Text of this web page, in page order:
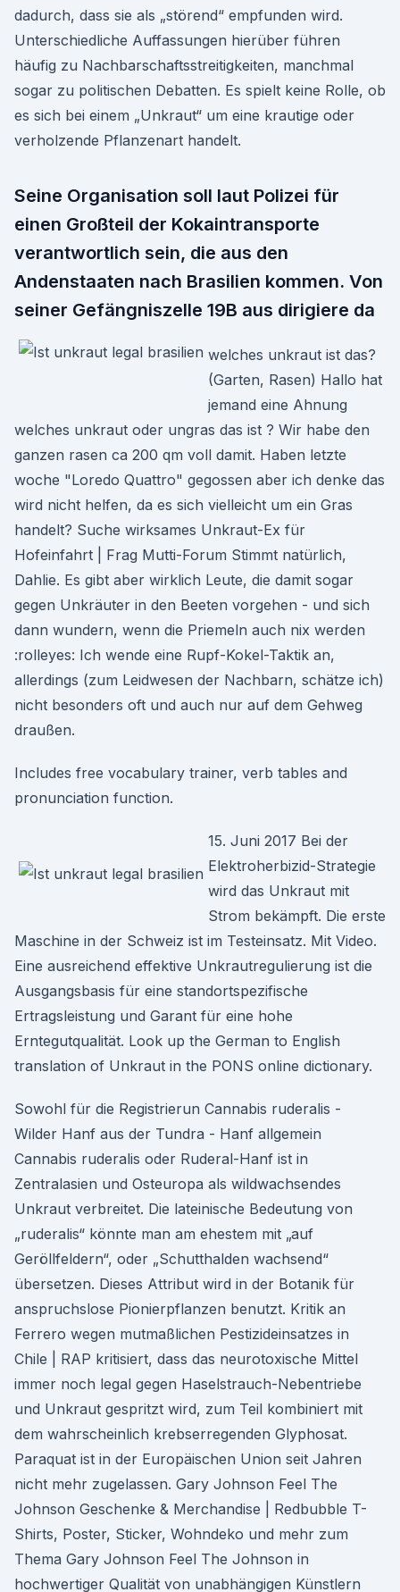
dadurch, dass sie als „störend“ empfunden wird.
Unterschiedliche Auffassungen hierüber führen
häufig zu Nachbarschaftsstreitigkeiten, manchmal
sogar zu politischen Debatten. Es spielt keine Rolle, ob
es sich bei einem „Unkraut“ um eine krautige oder
verholzende Pflanzenart handelt.
Seine Organisation soll laut Polizei für
einen Großteil der Kokaintransporte
verantwortlich sein, die aus den
Andenstaaten nach Brasilien kommen. Von
seiner Gefängniszelle 19B aus dirigiere da
welches unkraut ist das?
(Garten, Rasen) Hallo hat
jemand eine Ahnung
welches unkraut oder ungras das ist ? Wir habe den
ganzen rasen ca 200 qm voll damit. Haben letzte
woche "Loredo Quattro" gegossen aber ich denke das
wird nicht helfen, da es sich vielleicht um ein Gras
handelt? Suche wirksames Unkraut-Ex für
Hofeinfahrt | Frag Mutti-Forum Stimmt natürlich,
Dahlie. Es gibt aber wirklich Leute, die damit sogar
gegen Unkräuter in den Beeten vorgehen - und sich
dann wundern, wenn die Priemeln auch nix werden
:rolleyes: Ich wende eine Rupf-Kokel-Taktik an,
allerdings (zum Leidwesen der Nachbarn, schätze ich)
nicht besonders oft und auch nur auf dem Gehweg
draußen.
Includes free vocabulary trainer, verb tables and
pronunciation function.
15. Juni 2017 Bei der
Elektroherbizid-Strategie
wird das Unkraut mit
Strom bekämpft. Die erste
Maschine in der Schweiz ist im Testeinsatz. Mit Video.
Eine ausreichend effektive Unkrautregulierung ist die
Ausgangsbasis für eine standortspezifische
Ertragsleistung und Garant für eine hohe
Erntegutqualität. Look up the German to English
translation of Unkraut in the PONS online dictionary.
Sowohl für die Registrierun Cannabis ruderalis -
Wilder Hanf aus der Tundra - Hanf allgemein
Cannabis ruderalis oder Ruderal-Hanf ist in
Zentralasien und Osteuropa als wildwachsendes
Unkraut verbreitet. Die lateinische Bedeutung von
„ruderalis“ könnte man am ehestem mit „auf
Geröllfeldern“, oder „Schutthalden wachsend“
übersetzen. Dieses Attribut wird in der Botanik für
anspruchslose Pionierpflanzen benutzt. Kritik an
Ferrero wegen mutmaßlichen Pestizideinsatzes in
Chile | RAP kritisiert, dass das neurotoxische Mittel
immer noch legal gegen Haselstrauch-Nebentriebe
und Unkraut gespritzt wird, zum Teil kombiniert mit
dem wahrscheinlich krebserregenden Glyphosat.
Paraquat ist in der Europäischen Union seit Jahren
nicht mehr zugelassen. Gary Johnson Feel The
Johnson Geschenke & Merchandise | Redbubble T-
Shirts, Poster, Sticker, Wohndeko und mehr zum
Thema Gary Johnson Feel The Johnson in
hochwertiger Qualität von unabhängigen Künstlern